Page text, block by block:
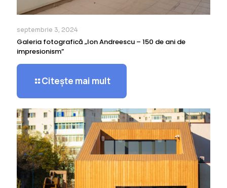
septembrie 3, 2024
Galeria fotografică „Ion Andreescu – 150 de ani de
impresionism”
Citește mai mult